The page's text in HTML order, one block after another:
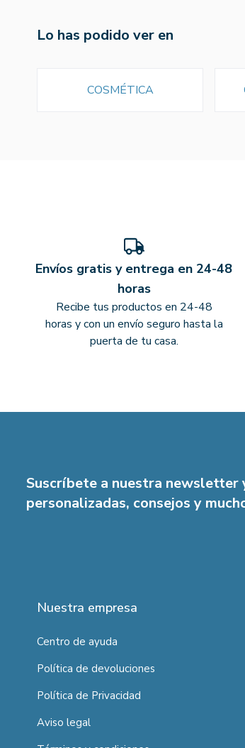
Lo has podido ver en
COSMÉTICA
Envíos gratis y entrega en 24-48
horas
Recibe tus productos en 24-48
horas y con un envío seguro hasta la
puerta de tu casa.
Suscríbete a nuestra newsletter
personalizadas, consejos y
Nuestra empresa
Centro de ayuda
Política de devoluciones
Política de Privacidad
Aviso legal